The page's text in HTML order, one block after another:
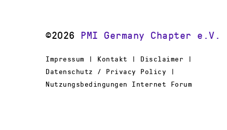
©2026 PMI Germany Chapter e.V.
Impressum | Kontakt | Disclaimer |
Datenschutz / Privacy Policy |
Nutzungsbedingungen Internet Forum